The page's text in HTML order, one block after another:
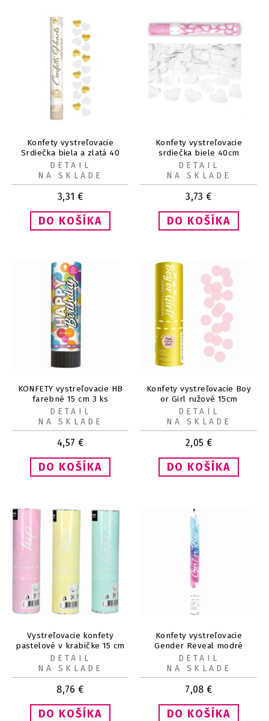
Konfety vystreľovacie
Srdiečka biela a zlatá 40
cm
3,31 €
DETAIL
NA SKLADE
Konfety vystreľovacie
srdiečka biele 40cm
3,73 €
DETAIL
NA SKLADE
KONFETY vystreľovacie HB
farebné 15 cm 3 ks
4,57 €
DETAIL
NA SKLADE
Konfety vystreľovacie Boy
or Girl ružové 15cm
2,05 €
DETAIL
NA SKLADE
Vystreľovacie konfety
pastelové v krabičke 15 cm
3 ks
8,76 €
DETAIL
NA SKLADE
Konfety vystreľovacie
Gender Reveal modré
Chlapec 57 cm
7,08 €
DETAIL
NA SKLADE